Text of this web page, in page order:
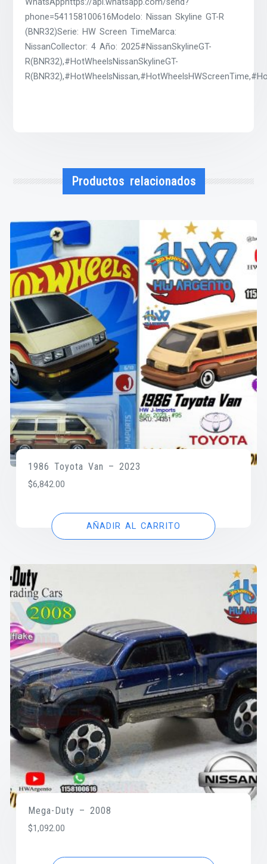
phone=541158100616Modelo: Nissan Skyline GT-R
(BNR32)Serie: HW Screen TimeMarca:
NissanCollector: 4 Año: 2025#NissanSkylineGT-
R(BNR32),#HotWheelsNissanSkylineGT-
Productos relacionados
1986 Toyota Van – 2023
$6,842.00
AÑADIR AL CARRITO
Mega-Duty – 2008
$1,092.00